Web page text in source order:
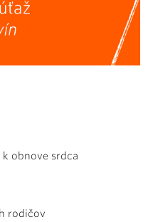
k obnove srdca
rodičov